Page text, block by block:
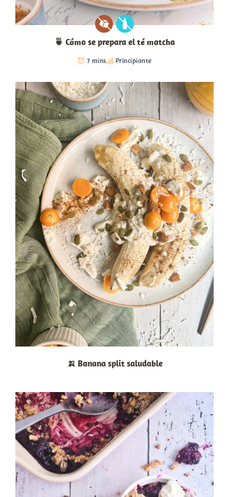
🍵 Cómo se prepara el té matcha
7 mins Principiante
🍌 Banana split saludable